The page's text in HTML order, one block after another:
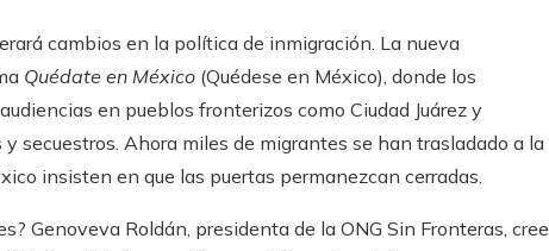
cambios en la política de inmigración. La nueva
Quédate en México (Quédese en México), donde los
en pueblos fronterizos como Ciudad Juárez y
secuestros. Ahora miles de migrantes se han trasladado a la
insisten en que las puertas permanezcan cerradas.
Genoveva Roldán, presidenta de la ONG Sin Fronteras, cree